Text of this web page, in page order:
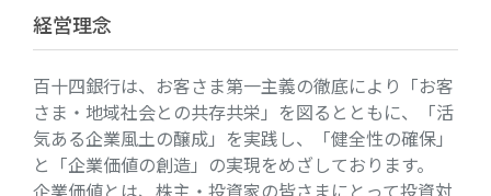
経営理念
百十四銀行は、お客さま第一主義の徹底により「お客
さま・地域社会との共存共栄」を図るとともに、「活
気ある企業風土の醸成」を実践し、「健全性の確保」
と「企業価値の創造」の実現をめざしております。
企業価値とは、株主・投資家の皆さまにとって投資対